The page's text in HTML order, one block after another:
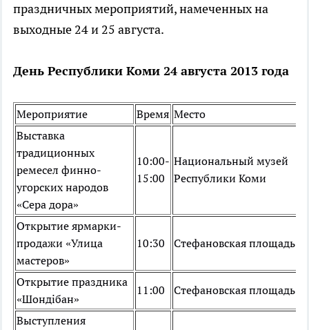
праздничных мероприятий, намеченных на
выходные 24 и 25 августа.
День Республики Коми 24 августа 2013 года
Мероприятие Время Место
Выставка
традиционных
ремесел финно-
угорских народов
«Сера дора»
10:00-
15:00
Национальный музей
Республики Коми
Открытие ярмарки-
продажи «Улица
мастеров»
10:30 Стефановская площадь
Открытие праздника
«Шондiбан»
11:00 Стефановская площадь
Выступления